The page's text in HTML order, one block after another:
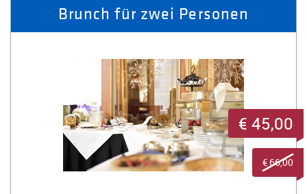
Brunch für zwei Personen
€ 45,00
€ 66,00